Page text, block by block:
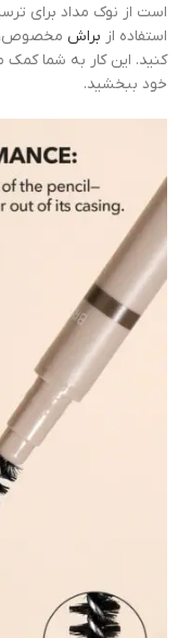
است از نوک مداد برای
استفاده از براش مخصوص،
کنید. این کار به شما
خود ببخشید.